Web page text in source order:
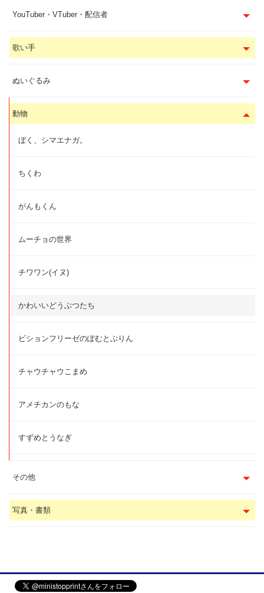
YouTuber・VTuber・配信者
歌い手
ぬいぐるみ
動物
ぼく、シマエナガ。
ちくわ
がんもくん
ムーチョの世界
チワワン(イヌ)
かわいいどうぶつたち
ビションフリーゼのぽむとぷりん
チャウチャウこまめ
アメチカンのもな
すずめとうなぎ
その他
写真・書類